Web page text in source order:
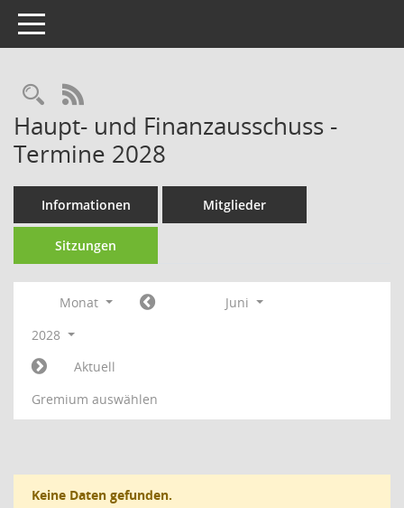
Toggle navigation
Rechercheauswahl
RSS-Feed
Haupt- und Finanzausschuss -
Termine 2028
Informationen Mitglieder
Sitzungen
Monat
Juni
2028
Aktuell
Gremium auswählen
Keine Daten gefunden.